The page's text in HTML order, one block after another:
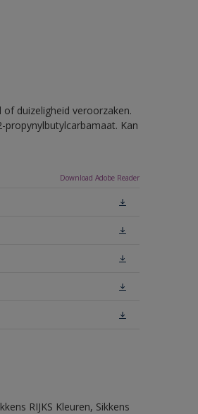
duizeligheid veroorzaken.
Kan
Download Adobe Reader
RIJKS Kleuren, Sikkens